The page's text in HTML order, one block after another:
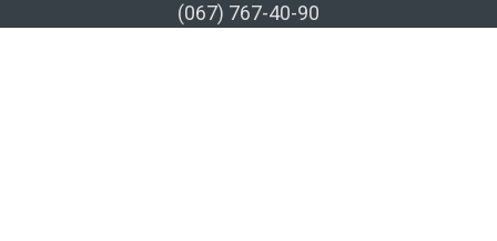
(067) 767-40-90